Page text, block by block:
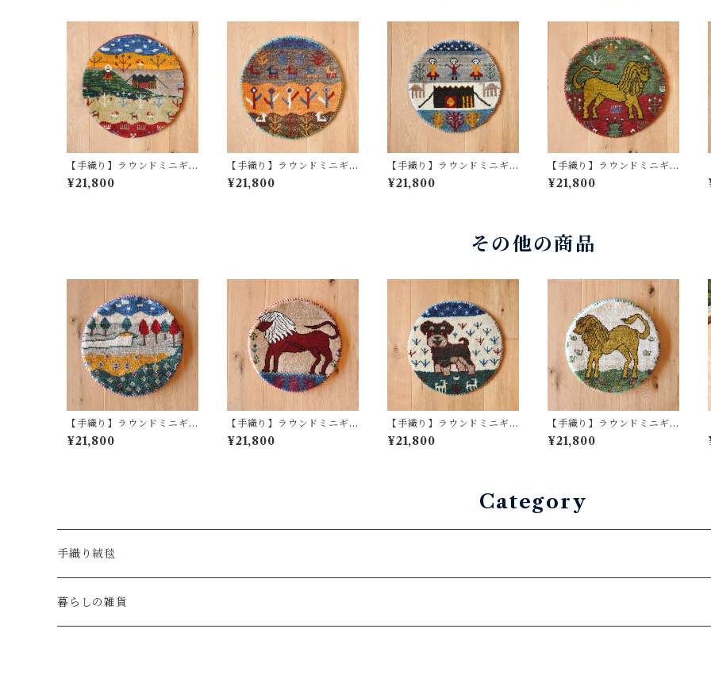
【手織り】ラウンドミニギ
ャッベ No.1209
¥21,800
【手織り】ラウンドミニギ
ャッベ No.1208
¥21,800
【手織り】ラウンドミニギ
ャッベ No.1207
¥21,800
【手織り】ラウンドミニギ
ャッベ No.1206
¥21,800
その他の商品
【手織り】ラウンドミニギ
ャッベ No.1190
¥21,800
【手織り】ラウンドミニギ
ャッベ No.1192
¥21,800
【手織り】ラウンドミニギ
ャッベ No.1201
¥21,800
【手織り】ラウンドミニギ
ャッベ No.1188
¥21,800
Category
手織り絨毯
ヴィンテージ絨毯
暮らしの雑貨